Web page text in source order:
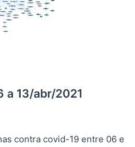
a 13/abr/2021
contra covid-19 entre 06 e